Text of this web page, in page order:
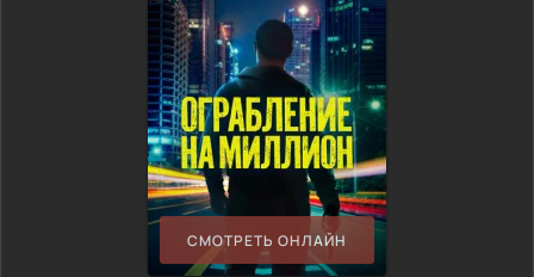
СМОТРЕТЬ ОНЛАЙН